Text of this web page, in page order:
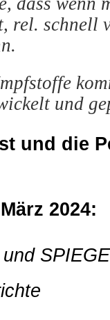
rel. schnell
und
und die
2024: